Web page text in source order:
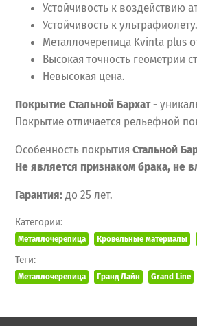
Устойчивость к воздействию
Устойчивость к
Металлочерепица Kvinta plus
Высокая точность геометрии
Невысокая цена.
Покрытие Стальной Бархат -
Покрытие отличается рельефной
Особенность покрытия Стальной
Не является признаком брака, не
Гарантия:до 25 лет.
Категории:
Металлочерепица Кровельные материалы
Теги:
Металлочерепица Гранд Лайн Grand Line